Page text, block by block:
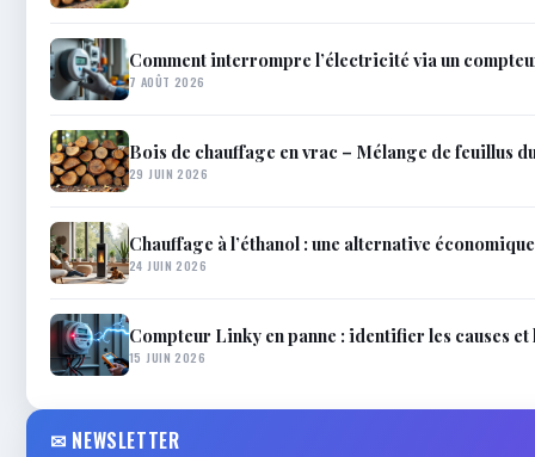
Comment interrompre l’électricité via un
7 AOÛT 2026
Bois de chauffage en vrac – Mélange de feuillus
29 JUIN 2026
Chauffage à l’éthanol : une alternative
24 JUIN 2026
Compteur Linky en panne : identifier les causes
15 JUIN 2026
✉ NEWSLETTER